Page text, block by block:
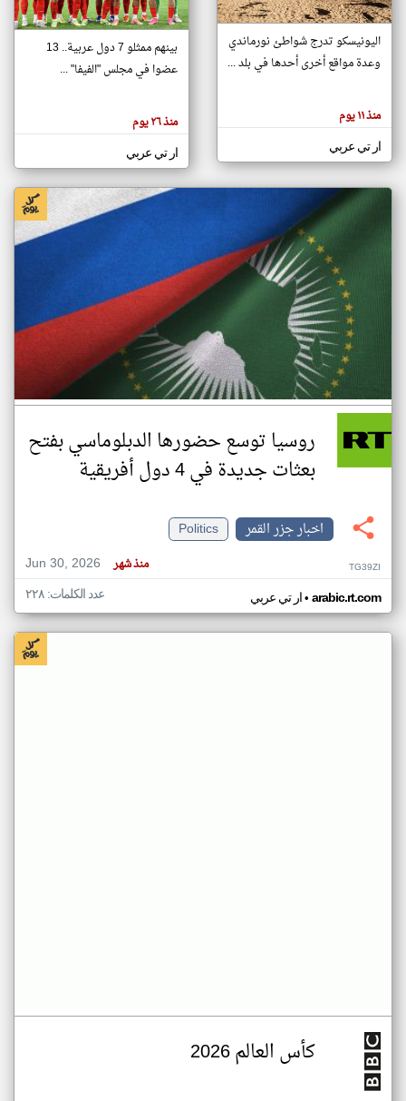
تغيير الدولة
اخبار جزر القمر على مدار الساعة
أهم اخبار جزر القمر العاجلة والمباشرة
هنا عن
وجهة
كاتبيها.
اليونيسكو تدرج شواطئ نورماندي
وعدة مواقع أخرى أحدها في بلد ...
منذ ١١ يوم
ار تي عربي
بينهم ممثلو 7 دول عربية.. 13
عضوا في مجلس "الفيفا" ...
منذ ٢٦ يوم
ار تي عربي
روسيا توسع حضورها الدبلوماسي بفتح
بعثات جديدة في 4 دول أفريقية
اخبار جزر القمر
Politics
Jun 30, 2026
منذ شهر TG39ZI
ار تي عربي• arabic.rt.com عدد الكلمات: ٢٢٨
كأس العالم 2026
klyoum.com